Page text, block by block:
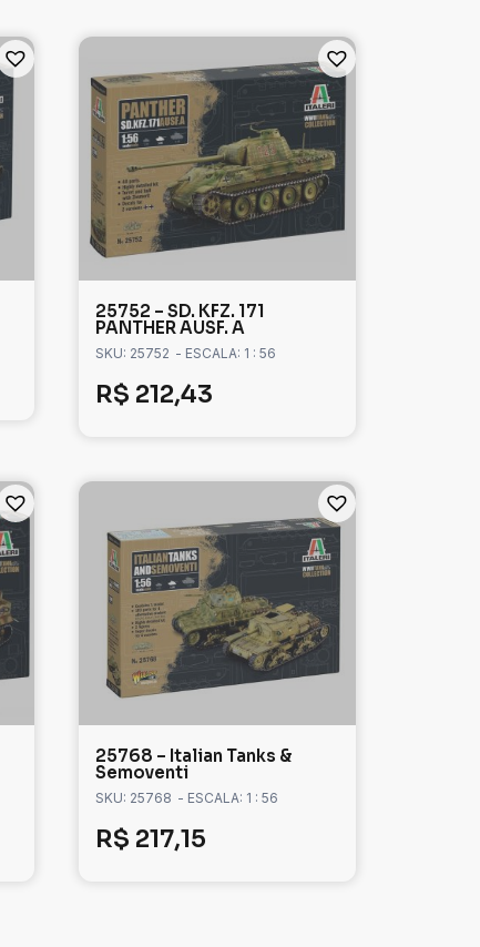
25752 – SD. KFZ. 171
PANTHER AUSF. A
SKU: 25752 - ESCALA: 1 : 56
R$ 212,43
25768 – Italian Tanks &
Semoventi
SKU: 25768 - ESCALA: 1 : 56
R$ 217,15